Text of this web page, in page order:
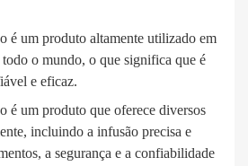
é um produto altamente utilizado em
o mundo, o que significa que é
e eficaz.
é um produto que oferece diversos
incluindo a infusão precisa e
a segurança e a confiabilidade